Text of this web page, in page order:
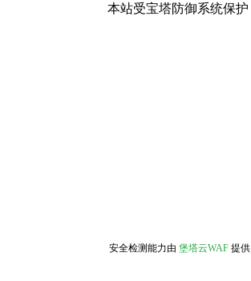
本站受宝塔防御系统保护
安全检测能力由 堡塔云WAF 提供